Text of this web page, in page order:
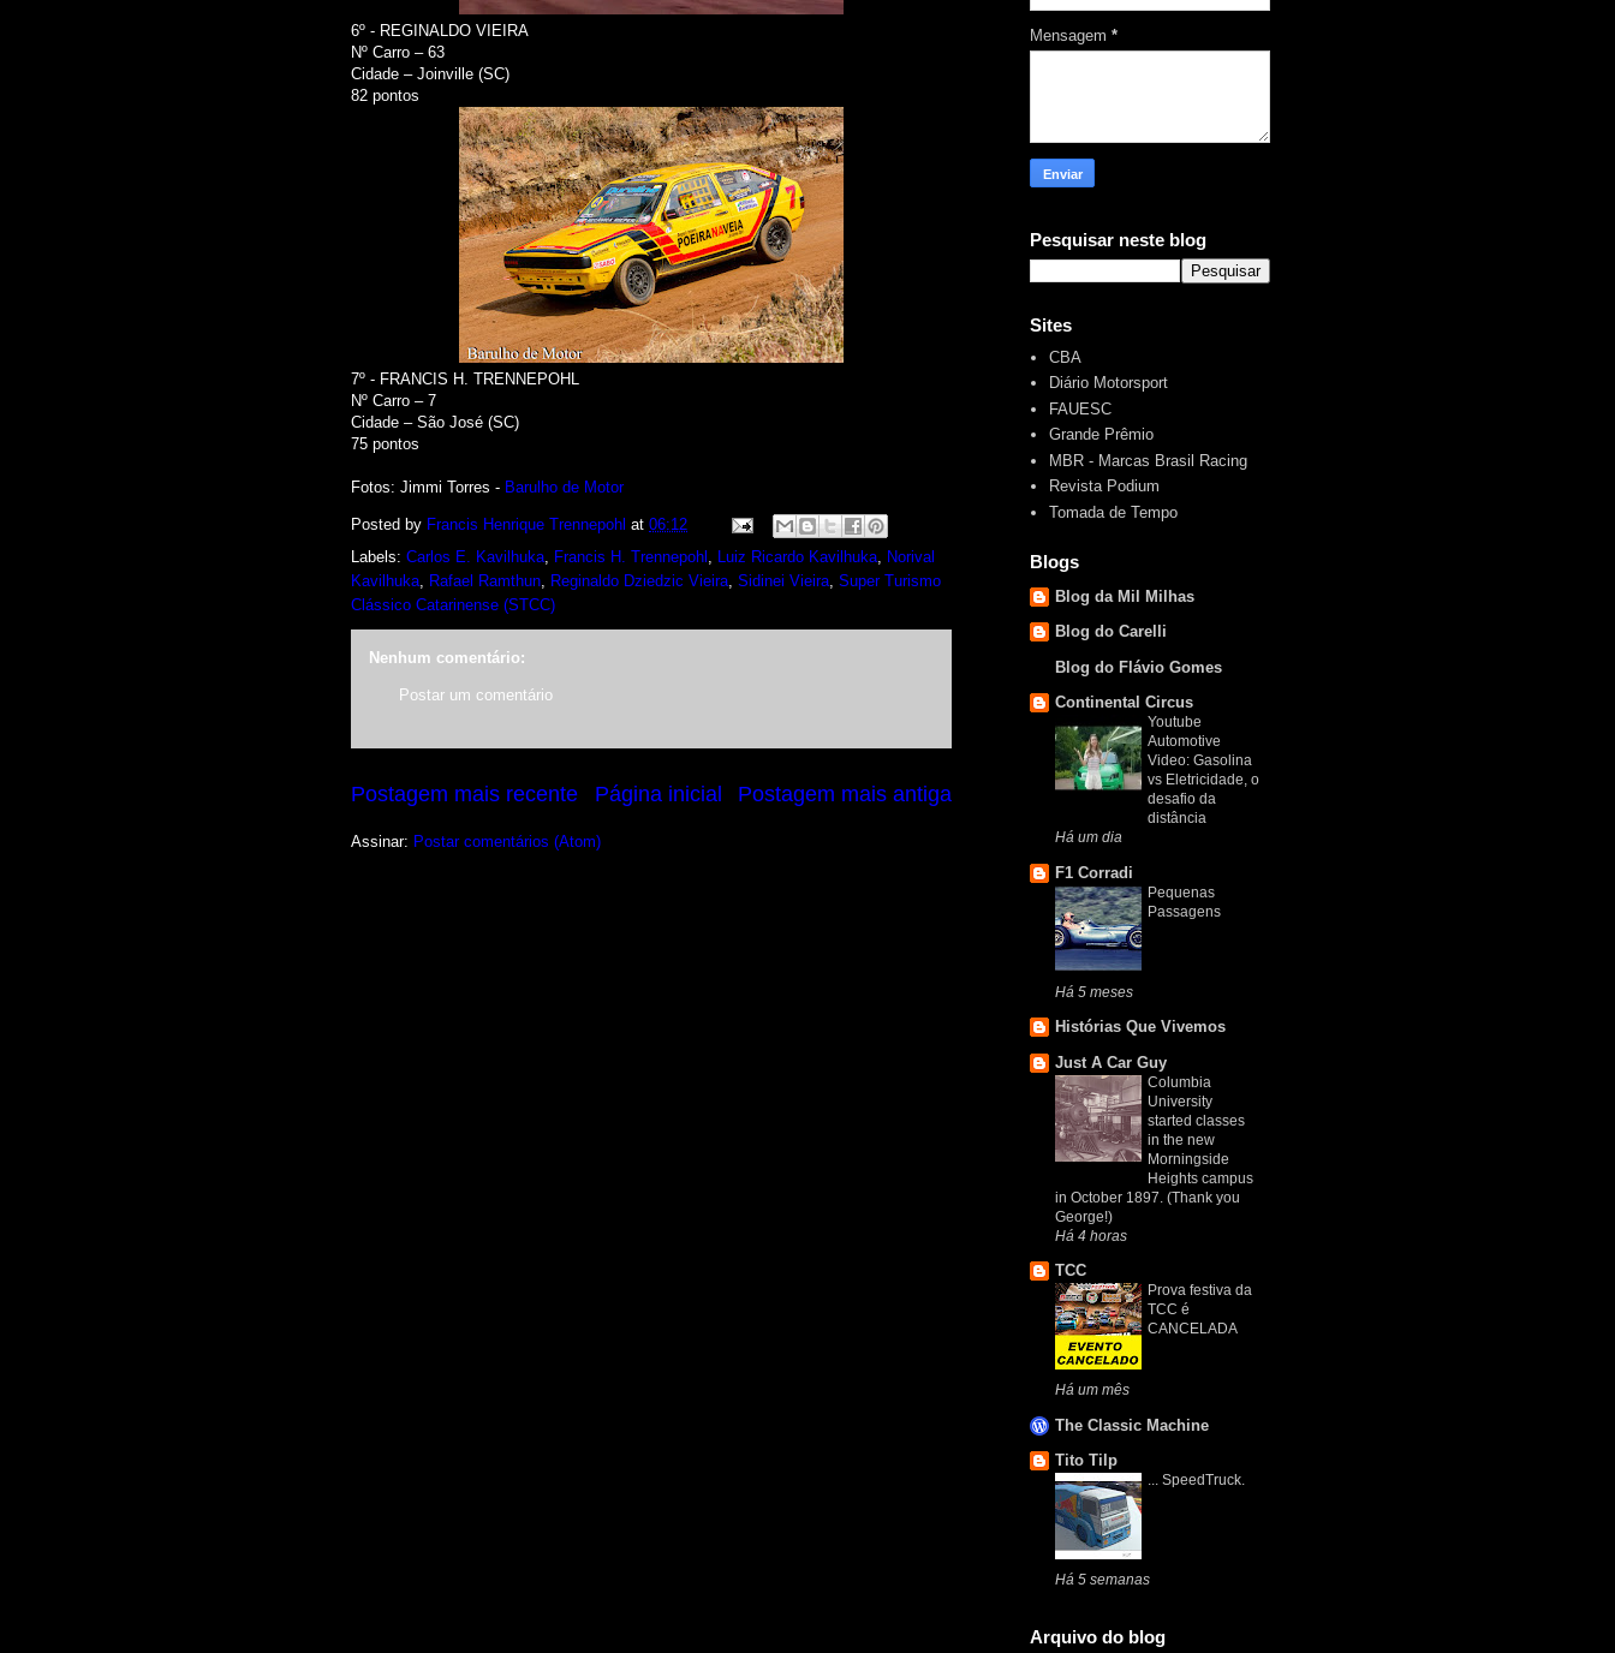
6º - REGINALDO VIEIRA
Nº Carro – 63
Cidade – Joinville (SC)
82 pontos
7º - FRANCIS H. TRENNEPOHL
Nº Carro – 7
Cidade – São José (SC)
75 pontos
Fotos: Jimmi Torres - Barulho de Motor
Posted by Francis Henrique Trennepohl at 06:12
Labels: Carlos E. Kavilhuka, Francis H. Trennepohl , Luiz Ricardo Kavilhuka, Norival
Kavilhuka, Rafael Ramthun, Reginaldo Dziedzic Vieira, Sidinei Vieira, Super Turismo
Clássico Catarinense (STCC)
Nenhum comentário:
Postar um comentário
Postagem mais recente Postagem mais antiga
Página inicial
Assinar: Postar comentários (Atom)
Mensagem *
Pesquisar neste blog
Sites
CBA
Diário Motorsport
FAUESC
Grande Prêmio
MBR - Marcas Brasil Racing
Revista Podium
Tomada de Tempo
Blogs
Blog da Mil Milhas
Blog do Carelli
Blog do Flávio Gomes
Continental Circus
Youtube
Automotive
Video: Gasolina
vs Eletricidade, o
desafio da
distância
Há um dia
F1 Corradi
Pequenas
Passagens
Há 5 meses
Histórias Que Vivemos
Just A Car Guy
Columbia
University
started classes
in the new
Morningside
Heights campus
in October 1897. (Thank you
George!)
Há 4 horas
TCC
Prova festiva da
TCC é
CANCELADA
Há um mês
The Classic Machine
Tito Tilp
... SpeedTruck.
Há 5 semanas
Arquivo do blog